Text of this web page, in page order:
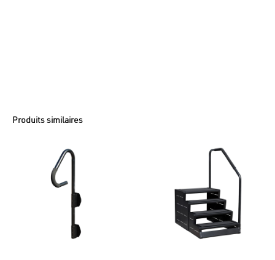
Produits similaires